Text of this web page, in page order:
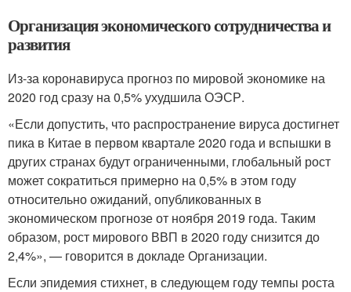
Организация экономического сотрудничества и
развития
Из-за коронавируса прогноз по мировой экономике на
2020 год сразу на 0,5% ухудшила ОЭСР.
«Если допустить, что распространение вируса достигнет
пика в Китае в первом квартале 2020 года и вспышки в
других странах будут ограниченными, глобальный рост
может сократиться примерно на 0,5% в этом году
относительно ожиданий, опубликованных в
экономическом прогнозе от ноября 2019 года. Таким
образом, рост мирового ВВП в 2020 году снизится до
2,4%», — говорится в докладе Организации.
Если эпидемия стихнет, в следующем году темпы роста